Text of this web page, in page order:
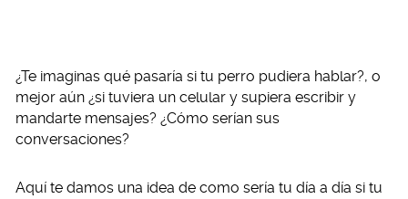
¿Te imaginas qué pasaría si tu perro pudiera hablar?, o
mejor aún ¿si tuviera un celular y supiera escribir y
mandarte mensajes? ¿Cómo serían sus
conversaciones?
Aquí te damos una idea de como sería tu día a día si tu